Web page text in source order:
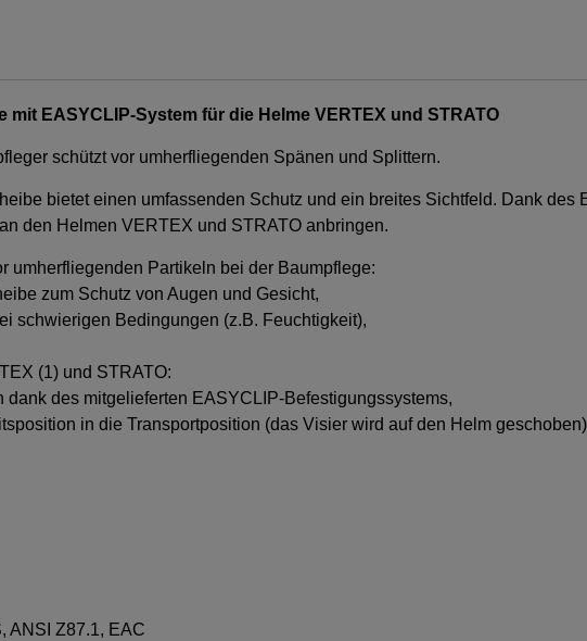
EASYCLIP-System für die Helme VERTEX und STRATO
schützt vor umherfliegenden Spänen und Splittern.
bietet einen umfassenden Schutz und ein breites Sichtfeld. Dank des
den Helmen VERTEX und STRATO anbringen.
umherfliegenden Partikeln bei der Baumpflege:
zum Schutz von Augen und Gesicht,
schwierigen Bedingungen (z.B. Feuchtigkeit),
(1) und STRATO:
des mitgelieferten EASYCLIP-Befestigungssystems,
in die Transportposition (das Visier wird auf den Helm
ANSI Z87.1, EAC